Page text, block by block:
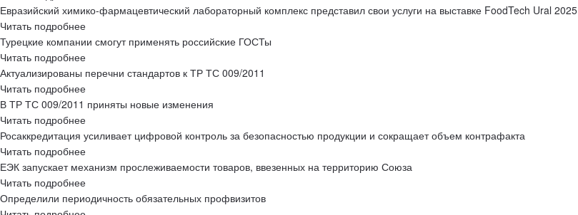
Евразийский химико-фармацевтический лабораторный комплекс представил свои услуги на выставке FoodTech Ural 2025
Читать подробнее
Турецкие компании смогут применять российские ГОСТы
Читать подробнее
Актуализированы перечни стандартов к ТР ТС 009/2011
Читать подробнее
В ТР ТС 009/2011 приняты новые изменения
Читать подробнее
Росаккредитация усиливает цифровой контроль за безопасностью продукции и сокращает объем контрафакта
Читать подробнее
ЕЭК запускает механизм прослеживаемости товаров, ввезенных на территорию Союза
Читать подробнее
Определили периодичность обязательных профвизитов